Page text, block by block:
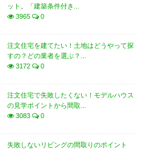
ット。「建築条件付き...
3965
0
注文住宅を建てたい！土地はどうやって探
すの？どの業者を選ぶ？...
3172
0
注文住宅で失敗したくない！モデルハウス
の見学ポイントから間取...
3083
0
失敗しないリビングの間取りのポイント